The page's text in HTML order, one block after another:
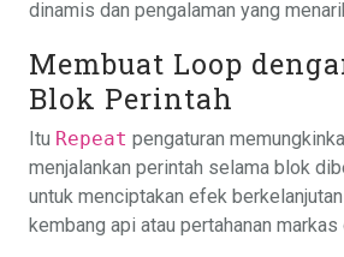
dinamis dan pengalaman yang
Membuat Loop
Blok Perintah
Itu Repeat pengaturan
menjalankan perintah selama blok
untuk menciptakan efek
kembang api atau pertahanan markas